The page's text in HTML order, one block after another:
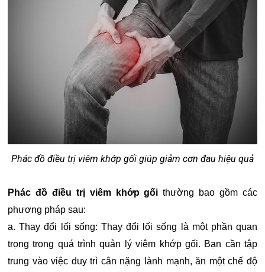
Phác đồ điều trị viêm khớp gối giúp giảm cơn đau hiệu quả
Phác đồ điều trị viêm khớp gốithường bao gồm các
phương pháp sau:
a. Thay đổi lối sống: Thay đổi lối sống là một phần quan
trọng trong quá trình quản lý viêm khớp gối. Bạn cần tập
trung vào việc duy trì cân nặng lành mạnh, ăn một chế độ